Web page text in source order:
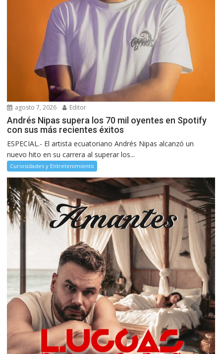
agosto 7, 2026 Editor
Andrés Nipas supera los 70 mil oyentes en Spotify
con sus más recientes éxitos
ESPECIAL.- El artista ecuatoriano Andrés Nipas alcanzó un
nuevo hito en su carrera al superar los...
Curiosidades y Entretenimiento